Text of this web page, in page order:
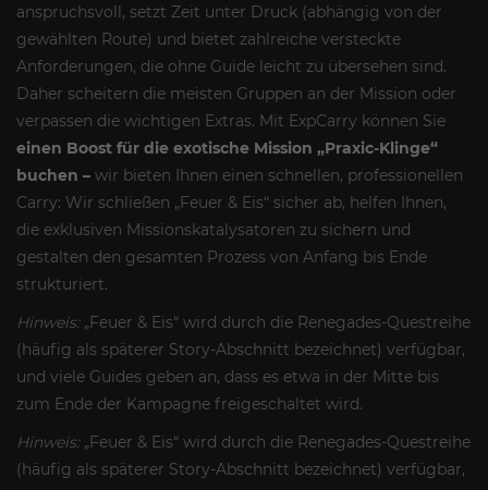
anspruchsvoll, setzt Zeit unter Druck (abhängig von der
gewählten Route) und bietet zahlreiche versteckte
Anforderungen, die ohne Guide leicht zu übersehen sind.
Daher scheitern die meisten Gruppen an der Mission oder
verpassen die wichtigen Extras. Mit ExpCarry können Sie
einen Boost für die exotische Mission „Praxic-Klinge“
buchen – wir bieten Ihnen einen schnellen, professionellen
Carry: Wir schließen „Feuer & Eis“ sicher ab, helfen Ihnen,
die exklusiven Missionskatalysatoren zu sichern und
gestalten den gesamten Prozess von Anfang bis Ende
strukturiert.
Hinweis:„Feuer & Eis“ wird durch die Renegades-Questreihe
(häufig als späterer Story-Abschnitt bezeichnet) verfügbar,
und viele Guides geben an, dass es etwa in der Mitte bis
zum Ende der Kampagne freigeschaltet wird.
Hinweis:„Feuer & Eis“ wird durch die Renegades-Questreihe
(häufig als späterer Story-Abschnitt bezeichnet) verfügbar,